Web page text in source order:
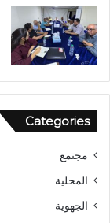
ت
ح
ا
و
ن
Categories
مجتمع
المحلية
الجهوية